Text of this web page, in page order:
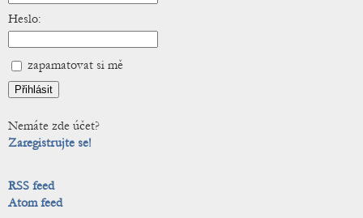
Heslo:
zapamatovat si mě
Nemáte zde účet?
Zaregistrujte se!
RSS feed
Atom feed